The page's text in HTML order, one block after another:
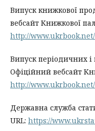
Випуск книжкової
вебсайт Книжкової
http://
Випуск періодичних
Офіційний вебсайт
http://
Державна служба
URL: https://